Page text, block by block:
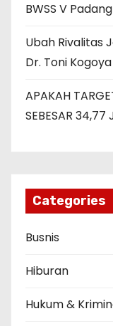
BWSS V
Ubah Rivalitas
Dr. Toni
APAKAH
SEBESAR 34,77
Categories
Busnis
Hiburan
Hukum &